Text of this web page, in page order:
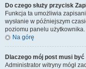
Do czego służy przycisk
Funkcja ta umożliwia
wysłanie w późniejszym
poziomu panelu użytkownika.
Na górę
Dlaczego mój post musi
Administrator witryny mógł